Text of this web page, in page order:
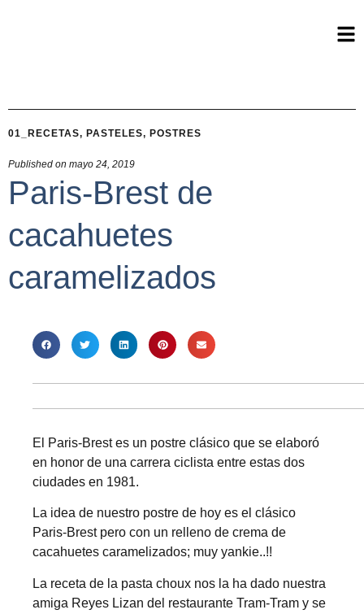
01_RECETAS, PASTELES, POSTRES
Published on mayo 24, 2019
Paris-Brest de
cacahuetes
caramelizados
El Paris-Brest es un postre clásico que se elaboró
en honor de una carrera ciclista entre estas dos
ciudades en 1981.
La idea de nuestro postre de hoy es el clásico
Paris-Brest pero con un relleno de crema de
cacahuetes caramelizados; muy yankie..!!
La receta de la pasta choux nos la ha dado nuestra
amiga Reyes Lizan del restaurante Tram-Tram y se